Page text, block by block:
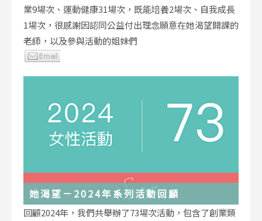
業9場次、運動健康31場次，既能培養2場次、自我成長
1場次，很感謝因認同公益付出理念願意在她渴望開課的
老師，以及參與活動的姐妹們
她渴望－2024年系列活動回顧
回顧2024年，我們共舉辦了73場次活動，包含了創業類